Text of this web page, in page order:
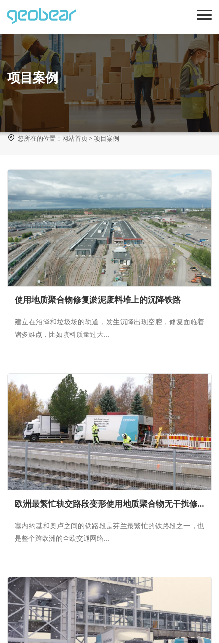
项目案例
 您所在的位置： 网站首页>项目案例
使用地质聚合物修复淤泥废料堆上的沉降铁路
建立在沼泽和垃圾场的轨道，发生沉降出现空腔，修复面临着
诸多难点，比如填料质量过大...
欧洲最繁忙轨交路段变形使用地质聚合物无干扰修复
塞内约基和奥卢之间的铁路段是芬兰最繁忙的铁路段之一，也
是整个跨欧洲的全欧交通网络...